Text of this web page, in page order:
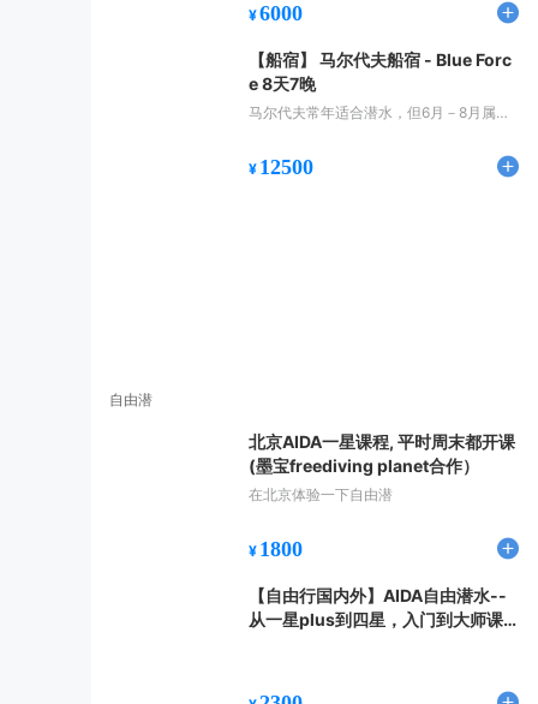
¥6000
【船宿】 马尔代夫船宿 - Blue Forc
e 8天7晚
马尔代夫常年适合潜水，但6月－8月属于
马代拥有许多顶级豪华酒店，可是最好的
潜水旅游还是选择船宿，机动性强，可以
¥ 12500
自由潜
北京AIDA一星课程, 平时周末都开课
(墨宝freediving planet合作）
在北京体验一下自由潜
¥ 1800
【自由行国内外】AIDA自由潜水--
从一星plus到四星，入门到大师课程